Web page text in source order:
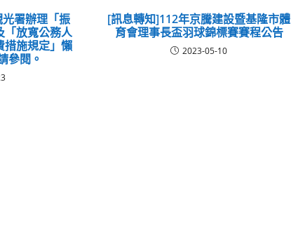
署辦理「振
「放寬公務人
措施規定」懶
參閱。
[訊息轉知]112年京騰建設暨基隆市體
育會理事長盃羽球錦標賽賽程公告
2023-05-10